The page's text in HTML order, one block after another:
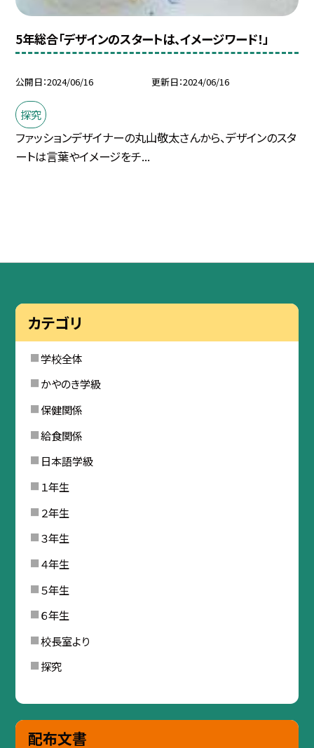
5年総合「デザインのスタートは、イメージワード！」
公開日 2024/06/16 更新日 2024/06/16
探究
ファッションデザイナーの丸山敬太さんから、デザインのスタ
ートは言葉やイメージをチ...
カテゴリ
学校全体
かやのき学級
保健関係
給食関係
日本語学級
１年生
２年生
３年生
４年生
５年生
６年生
校長室より
探究
配布文書